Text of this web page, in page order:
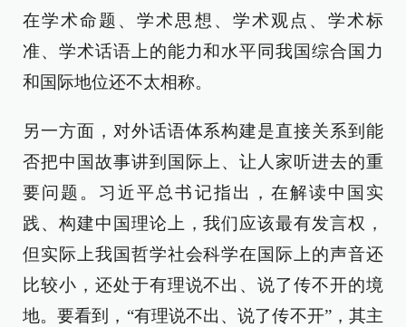
在学术命题、学术思想、学术观点、学术标
准、学术话语上的能力和水平同我国综合国力
和国际地位还不太相称。
另一方面，对外话语体系构建是直接关系到能
否把中国故事讲到国际上、让人家听进去的重
要问题。习近平总书记指出，在解读中国实
践、构建中国理论上，我们应该最有发言权，
但实际上我国哲学社会科学在国际上的声音还
比较小，还处于有理说不出、说了传不开的境
地。要看到，“有理说不出、说了传不开”，其主